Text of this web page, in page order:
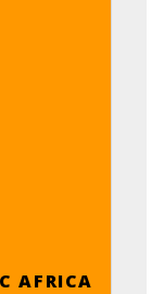
AFRICA